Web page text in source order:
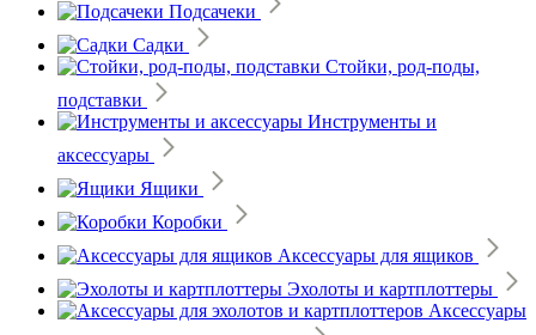
Подсачеки
Садки
Стойки, род-поды,
подставки
Инструменты и
аксессуары
Ящики
Коробки
Аксессуары для ящиков
Эхолоты и картплоттеры
Аксессуары